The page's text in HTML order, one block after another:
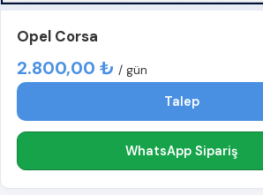
Opel Corsa
2.800,00 ₺ / gün
Talep
WhatsApp Sipariş